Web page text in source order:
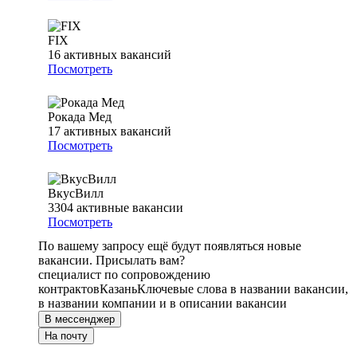
FIX
16 активных вакансий
Посмотреть
Рокада Мед
17 активных вакансий
Посмотреть
ВкусВилл
3304 активные вакансии
Посмотреть
По вашему запросу ещё будут появляться новые
вакансии. Присылать вам?
специалист по сопровождению
контрактовКазаньКлючевые слова в названии вакансии,
в названии компании и в описании вакансии
В мессенджер
На почту